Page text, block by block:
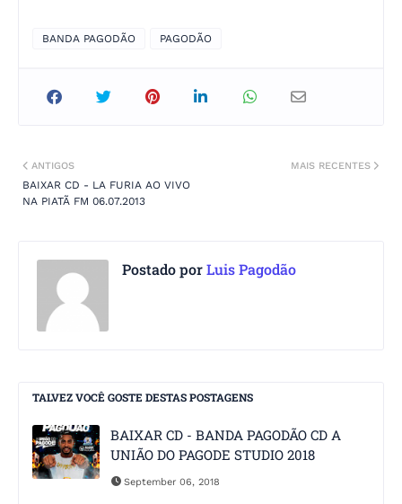
BANDA PAGODÃO PAGODÃO
MAIS RECENTES
ANTIGOS
BAIXAR CD - LA FURIA AO VIVO
NA PIATÃ FM 06.07.2013
Postado porLuis Pagodão
TALVEZ VOCÊ GOSTE DESTAS POSTAGENS
BAIXAR CD - BANDA PAGODÃO CD A
UNIÃO DO PAGODE STUDIO 2018
September 06, 2018